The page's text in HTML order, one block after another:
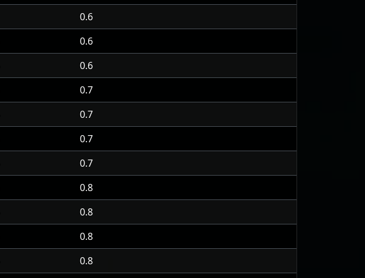
0.6
0.6
0.6
0.7
0.7
0.7
0.7
0.8
0.8
0.8
0.8